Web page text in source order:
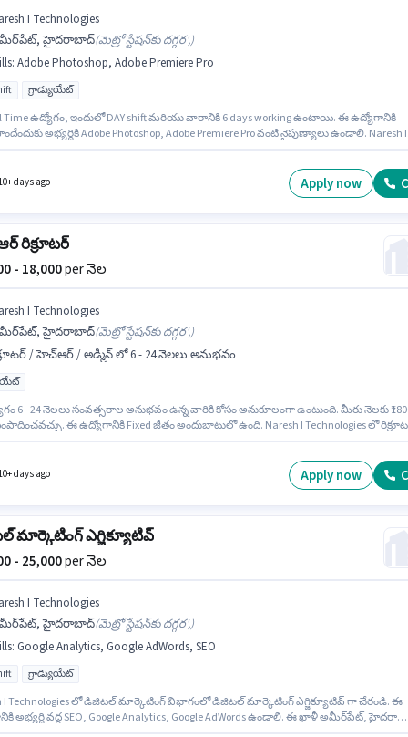
I Technologies
హైదరాబాద్(మెట్రో స్టేషన్‌కు దగ్గర',)
: Adobe Photoshop, Adobe Premiere Pro
గ్రాడ్యుయేట్
Time ఉద్యోగం, ఇందులో DAY shift మరియు వారానికి 6 days working ఉంటాయి. ఈ ఉద్యోగానికి
అభ్యర్థికి Adobe Photoshop, Adobe Premiere Pro వంటి నైపుణ్యాలు ఉండాలి. Naresh I
డిగ్రీ/సర్టిఫికెట్ కలిగి ఉండాలి.
days ago Apply now
రిక్రూటర్
- 18,000per నెల
I Technologies
హైదరాబాద్(మెట్రో స్టేషన్‌కు దగ్గర',)
/ హెచ్ఆర్ / అడ్మిన్ లో 6 - 24 నెలలు అనుభవం
6 - 24 నెలలు సంవత్సరాల అనుభవం ఉన్న వారికి కోసం అనుకూలంగా ఉంటుంది. మీరు నెలకు
ఈ ఉద్యోగానికి Fixed జీతం అందుబాటులో ఉంది. Naresh I Technologies లో
days ago Apply now
మార్కెటింగ్ ఎగ్జిక్యూటివ్
- 25,000per నెల
I Technologies
హైదరాబాద్(మెట్రో స్టేషన్‌కు దగ్గర',)
: Google Analytics, Google AdWords, SEO
గ్రాడ్యుయేట్
I Technologies లో డిజిటల్ మార్కెటింగ్ విభాగంలో డిజిటల్ మార్కెటింగ్ ఎగ్జిక్యూటివ్ గా చేరండి. ఈ
అభ్యర్థి వద్ద SEO, Google Analytics, Google AdWords ఉండాలి. ఈ ఖాళీ అమీర్‌పేట్,